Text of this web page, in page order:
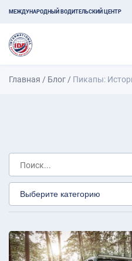
МЕЖДУНАРОДНЫЙ ВОДИТЕЛЬСКИЙ ЦЕНТР
Главная / Блог / Пикапы: